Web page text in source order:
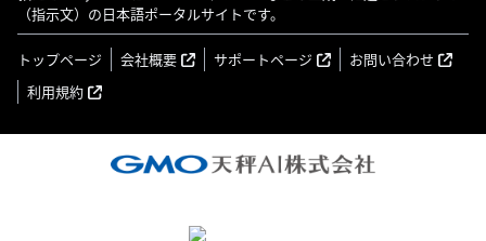
（指示文）の日本語ポータルサイトです。
トップページ 会社概要 サポートページ
お問い合わせ
利用規約